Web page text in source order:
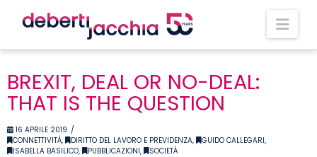
BREXIT, DEAL OR NO-DEAL:
THAT IS THE QUESTION
16 APRILE 2019
CONNETTIVITÀ, DIRITTO DEL LAVORO E PREVIDENZA, GUIDO CALLEGARI,
ISABELLA BASILICO, PUBBLICAZIONI, SOCIETÀ